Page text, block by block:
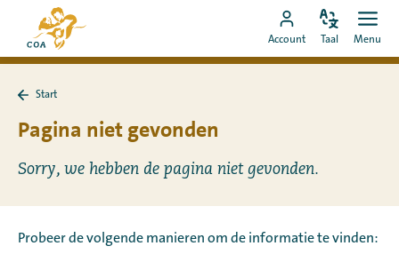
naar
content
Naar
de
startpagina
MyCOA
Ga
naar
Account
Pas
taal
Taal Menu
Start
Start
Pagina niet gevonden
Sorry, we hebben de pagina niet gevonden.
Probeer de volgende manieren om de informatie te vinden: